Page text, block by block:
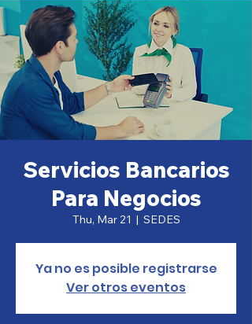
Servicios Bancarios
Para Negocios
Thu, Mar 21
  |
SEDES
Ya no es posible registrarse
Ver otros eventos